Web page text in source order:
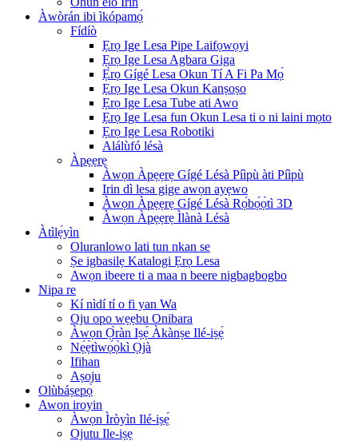
Àwòrán ibi ìkópamọ́
Fídíò
Ẹrọ Ige Lesa Pipe Laifọwọyi
Ẹrọ Ige Lesa Agbara Giga
Ẹ̀rọ Gígé Lesa Okun Tí A Fi Pa Mọ́
Ẹrọ Ige Lesa Okun Kanṣoṣo
Ẹrọ Ige Lesa Tube ati Awo
Ẹrọ Ige Lesa fun Okun Lesa ti o ni laini mọto
Ẹrọ Ige Lesa Robotiki
Alálùfó lésà
Àpẹẹrẹ
Àwọn Àpẹẹrẹ Gígé Lésà Píìpù àti Píìpù
Irin dì lesa gige awọn ayẹwo
Àwọn Àpẹẹrẹ Gígé Lésà Rọ́bọ́ọ̀tì 3D
Àwọn Àpẹẹrẹ Ìlànà Lésà
Àtìlẹ́yìn
Oluranlowo lati tun nkan se
Ṣe igbasilẹ Katalogi Ẹrọ Lesa
Awọn ibeere ti a maa n beere nigbagbogbo
Nipa re
Kí nìdí tí o fi yan Wa
Oju opo wẹẹbu Onibara
Àwọn Ọ̀ràn Iṣẹ́ Àkànṣe Ilé-iṣẹ́
Nẹ́ẹ̀tìwọ́ọ̀kì Ọjà
Ifihan
Aṣoju
Olùbáṣepọ̀
Awọn iroyin
Àwọn Ìròyìn Ilé-iṣẹ́
Ojutu Ile-iṣẹ